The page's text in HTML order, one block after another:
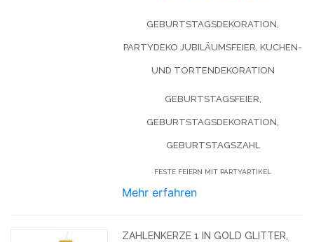
GEBURTSTAGSDEKORATION,
PARTYDEKO JUBILÄUMSFEIER, KUCHEN-
UND TORTENDEKORATION
GEBURTSTAGSFEIER,
GEBURTSTAGSDEKORATION,
GEBURTSTAGSZAHL
FESTE FEIERN MIT PARTYARTIKEL
Mehr erfahren
ZAHLENKERZE 1 IN GOLD GLITTER,